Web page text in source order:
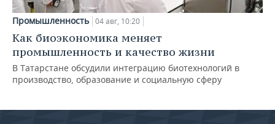
Промышленность 04 авг, 10:20
Как биоэкономика меняет
промышленность и качество жизни
В Татарстане обсудили интеграцию биотехнологий в
производство, образование и социальную сферу